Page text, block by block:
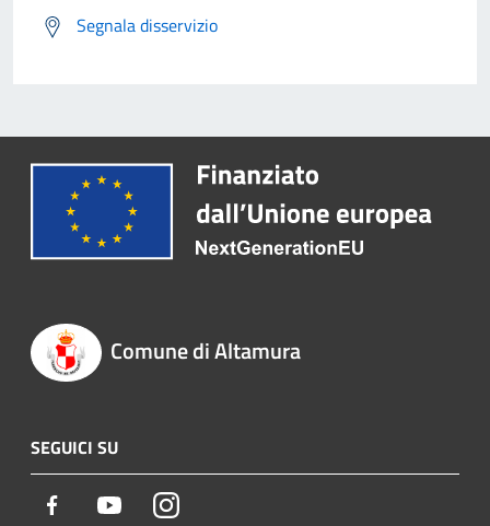
Segnala disservizio
Comune di Altamura
SEGUICI SU
Facebook YoutubeInstagram